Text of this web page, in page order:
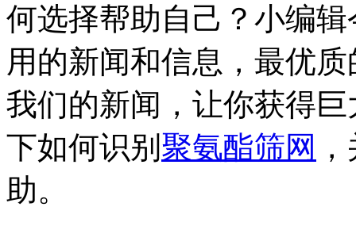
何选择帮助自己？小编
用的新闻和信息，最优
我们的新闻，让你获得
下如何识别 聚氨酯筛网
助。